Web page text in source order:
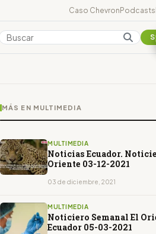
Caso ChevronPodcasts
Colombia
MÁS EN MULTIMEDIA
MULTIMEDIA
Noticias Ecuador.
Oriente 03-12-2021
03 de diciembre, 2021
MULTIMEDIA
Noticiero Semanal El
Ecuador 05-03-2021